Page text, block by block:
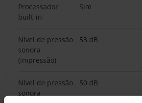
Processador
built-in
Sim
Nível de pressão
sonora
(impressão)
53 dB
Nível de pressão
sonora
50 dB